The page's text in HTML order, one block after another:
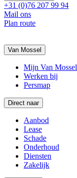
+31 (0)76 207 99 94
Mail ons
Plan route
Van Mossel
Mijn Van Mossel
Werken bij
Persmap
Direct naar
Aanbod
Lease
Schade
Onderhoud
Diensten
Zakelijk